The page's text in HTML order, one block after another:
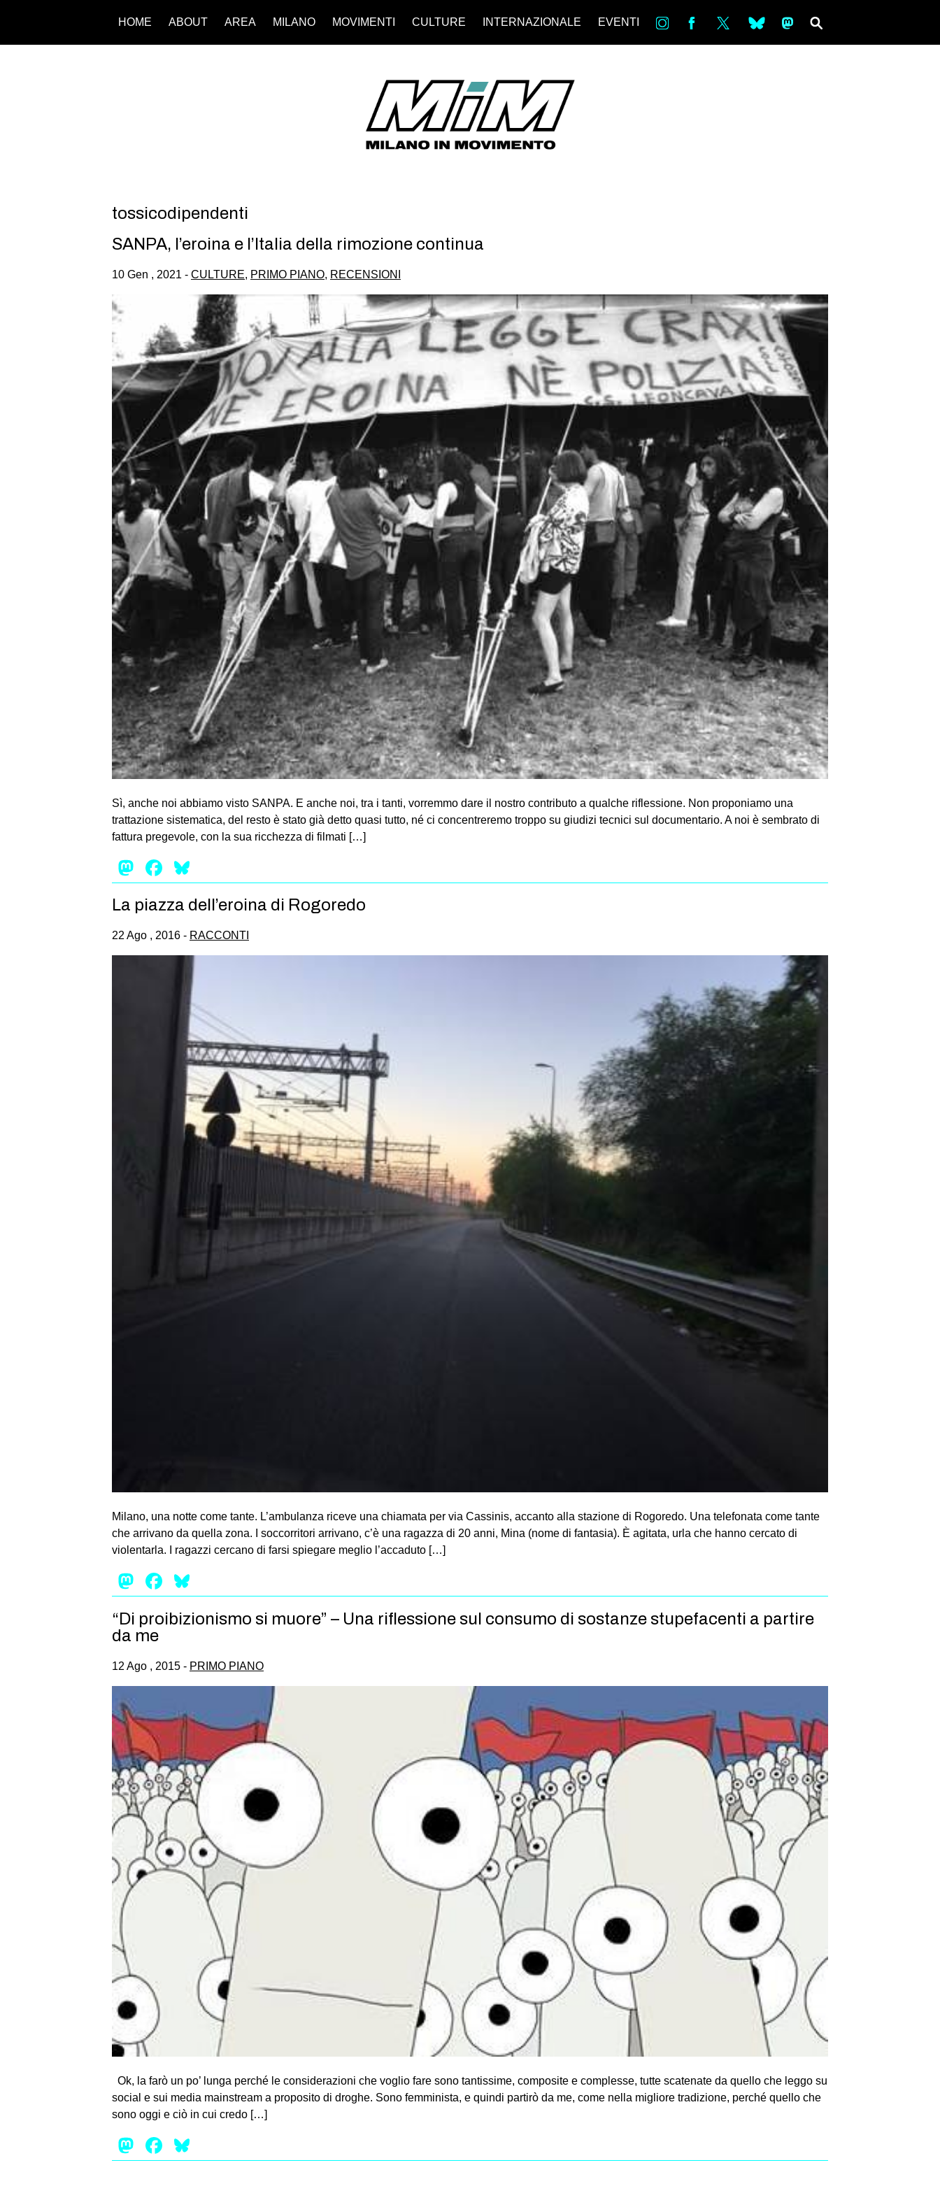
HOME ABOUT AREA MILANO MOVIMENTI CULTURE INTERNAZIONALE EVENTI in bsky ms
tossicodipendenti
SANPA, l’eroina e l’Italia della rimozione continua
10 Gen , 2021 - CULTURE, PRIMO PIANO, RECENSIONI
Sì, anche noi abbiamo visto SANPA. E anche noi, tra i tanti, vorremmo dare il nostro contributo a qualche riflessione. Non proponiamo una
trattazione sistematica, del resto è stato già detto quasi tutto, né ci concentreremo troppo su giudizi tecnici sul documentario. A noi è sembrato di
fattura pregevole, con la sua ricchezza di filmati […]
Mastodon
Facebook
La piazza dell’eroina di Rogoredo
22 Ago , 2016 - RACCONTI
Milano, una notte come tante. L’ambulanza riceve una chiamata per via Cassinis, accanto alla stazione di Rogoredo. Una telefonata come tante
che arrivano da quella zona. I soccorritori arrivano, c’è una ragazza di 20 anni, Mina (nome di fantasia). È agitata, urla che hanno cercato di
violentarla. I ragazzi cercano di farsi spiegare meglio l’accaduto […]
Mastodon
Facebook
“Di proibizionismo si muore” – Una riflessione sul consumo di sostanze stupefacenti a partire
da me
12 Ago , 2015 - PRIMO PIANO
Ok, la farò un po’ lunga perché le considerazioni che voglio fare sono tantissime, composite e complesse, tutte scatenate da quello che leggo su
social e sui media mainstream a proposito di droghe. Sono femminista, e quindi partirò da me, come nella migliore tradizione, perché quello che
sono oggi e ciò in cui credo […]
Mastodon
Facebook